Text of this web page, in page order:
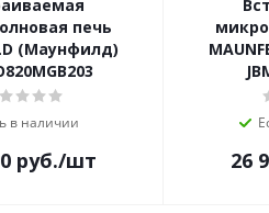
печь
(Маунфилд)
в наличии
руб./шт 26